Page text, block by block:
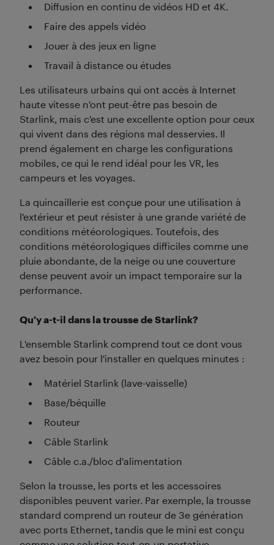
Diffusion en continu de vidéos HD et 4K.
Faire des appels vidéo
Jouer à des jeux en ligne
Travail à distance ou études
Les utilisateurs urbains qui ont accès à Internet
haute vitesse n'ont peut-être pas besoin de
Starlink, mais c'est une excellente option pour ceux
qui vivent dans des régions mal desservies. Il
prend également en charge les configurations
mobiles, ce qui le rend idéal pour les VR, les
campeurs et les voyages.
La quincaillerie est conçue pour une utilisation à
l'extérieur et peut résister à une grande variété de
conditions météorologiques. Toutefois, des
conditions météorologiques difficiles comme une
pluie abondante, de la neige ou une couverture
dense peuvent avoir un impact temporaire sur la
performance.
Qu'y a-t-il dans la trousse de Starlink?
L'ensemble Starlink comprend tout ce dont vous
avez besoin pour l'installer en quelques minutes :
Matériel Starlink (lave-vaisselle)
Base/béquille
Routeur
Câble Starlink
Câble c.a./bloc d'alimentation
Selon la trousse, les ports et les accessoires
disponibles peuvent varier. Par exemple, la trousse
standard comprend un routeur de 3e génération
avec ports Ethernet, tandis que le mini est conçu